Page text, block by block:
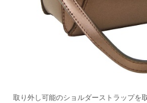
取り外し可能のショルダーストラップを